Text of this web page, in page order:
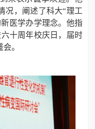
况，阐述了科大“理工
医学办学理念。他指
十周年校庆日，届时
。